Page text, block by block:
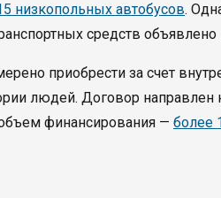
низкопольных автобусов.
средств
приобрести за счет
людей. Договор направлен
финансирования — более